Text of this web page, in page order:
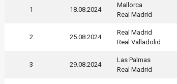
1 18.08.2024
Mallorca
Real Madrid
2 25.08.2024
Real Madrid
Real Valladolid
3 29.08.2024
Las Palmas
Real Madrid